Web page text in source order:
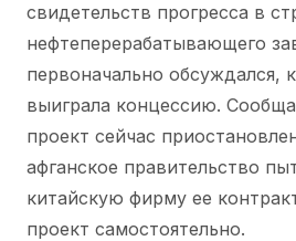
свидетельств прогресса в
нефтеперерабатывающего
первоначально обсуждался,
выиграла концессию.
проект сейчас
афганское правительство
китайскую фирму ее
проект самостоятельно.